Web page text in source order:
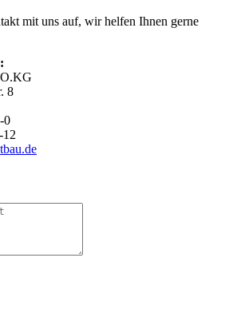
mit uns auf, wir helfen Ihnen gerne
8
0
12